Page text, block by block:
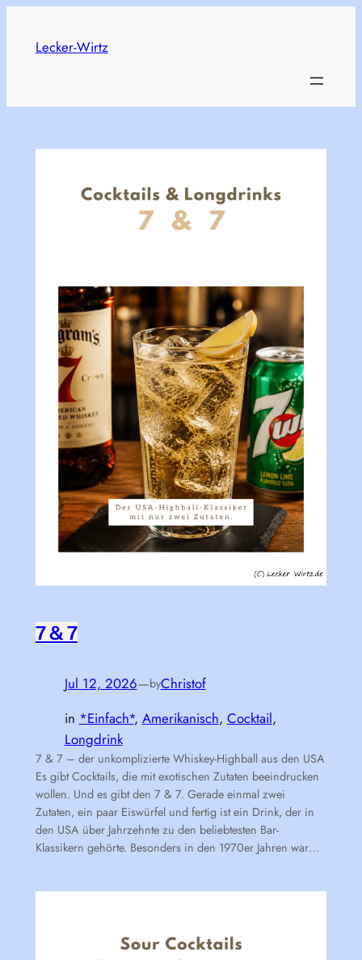
content
Lecker-Wirtz
7 & 7
Jul 12, 2026—byChristof
in *Einfach*, Amerikanisch, Cocktail
Longdrink
7 & 7 – der unkomplizierte Whiskey-Highball aus den USA
Es gibt Cocktails, die mit exotischen Zutaten beeindrucken
wollen. Und es gibt den 7 & 7. Gerade einmal zwei
Zutaten, ein paar Eiswürfel und fertig ist ein Drink, der in
den USA über Jahrzehnte zu den beliebtesten Bar-
Klassikern gehörte. Besonders in den 1970er Jahren war…